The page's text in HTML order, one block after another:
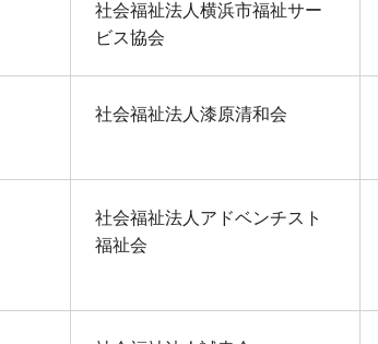
社会福祉法人横浜市福祉サー
ビス協会
社会福祉法人漆原清和会
社会福祉法人アドベンチスト
福祉会